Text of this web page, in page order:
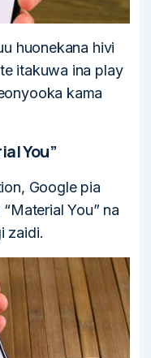
huonekana hivi
itakuwa ina play
kama
You”
Google pia
You” na
zaidi.